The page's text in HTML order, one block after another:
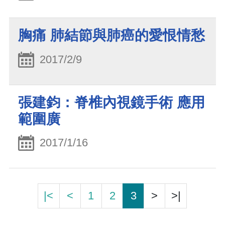
胸痛 肺結節與肺癌的愛恨情愁
2017/2/9
張建鈞：脊椎內視鏡手術 應用
範圍廣
2017/1/16
|< < 1 2 3 > >|